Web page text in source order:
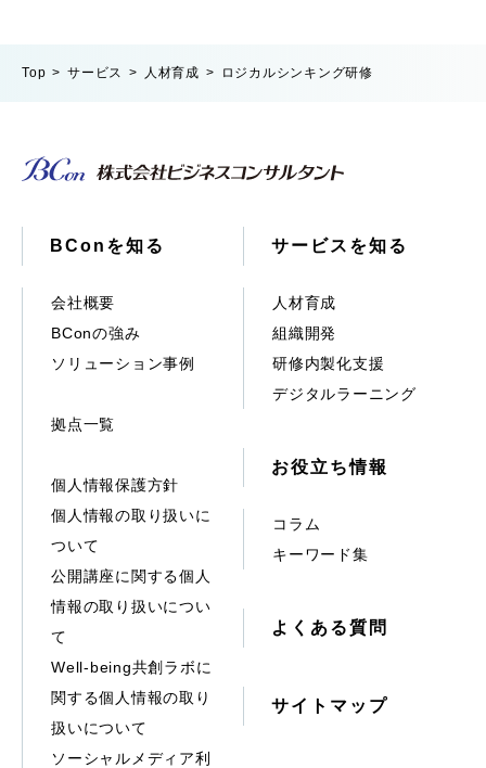
Top サービス 人材育成 ロジカルシンキング研修
BConを知る
会社概要
BConの強み
ソリューション事例
拠点一覧
個人情報保護方針
個人情報の取り扱いに
ついて
公開講座に関する個人
情報の取り扱いについ
て
Well-being共創ラボに
関する個人情報の取り
扱いについて
ソーシャルメディア利
サービスを知る
人材育成
組織開発
研修内製化支援
デジタルラーニング
お役立ち情報
コラム
キーワード集
よくある質問
サイトマップ